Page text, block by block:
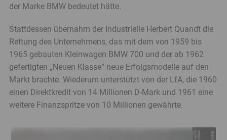
der Marke BMW bedeutet hätte.
Stattdessen übernahm der Industrielle Herbert Quandt die
Rettung des Unternehmens, das mit dem von 1959 bis
1965 gebauten Kleinwagen BMW 700 und der ab 1962
gefertigten „Neuen Klasse“ neue Erfolgsmodelle auf den
Markt brachte. Wiederum unterstützt von der LfA, die 1960
einen Direktkredit von 14 Millionen D-Mark und 1961 eine
weitere Finanzspritze von 10 Millionen gewährte.